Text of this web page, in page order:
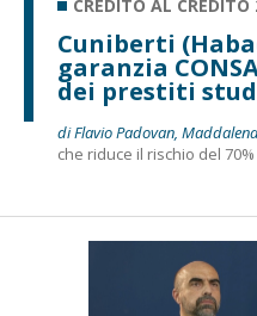
CREDITO AL CREDITO
Cuniberti
garanzia
dei prestiti
di Flavio Padovan,
che riduce il rischio del